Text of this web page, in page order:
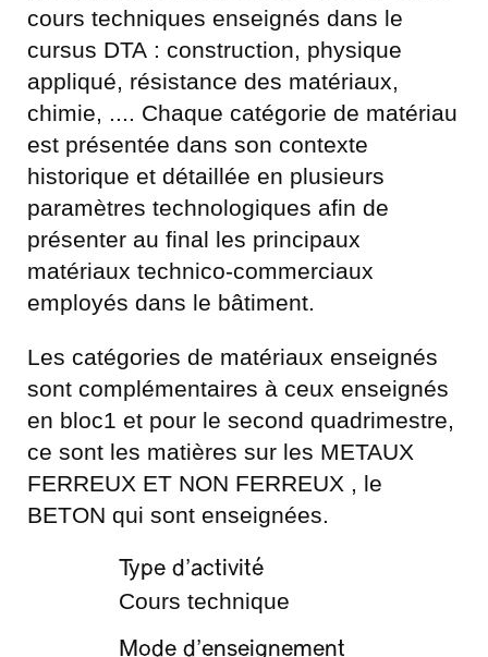
cours techniques enseignés dans le
cursus DTA : construction, physique
appliqué, résistance des matériaux,
chimie, .... Chaque catégorie de matériau
est présentée dans son contexte
historique et détaillée en plusieurs
paramètres technologiques afin de
présenter au final les principaux
matériaux technico-commerciaux
employés dans le bâtiment.
Les catégories de matériaux enseignés
sont complémentaires à ceux enseignés
en bloc1 et pour le second quadrimestre,
ce sont les matières sur les METAUX
FERREUX ET NON FERREUX , le
BETON qui sont enseignées.
Type d’activité
Cours technique
Mode d’enseignement